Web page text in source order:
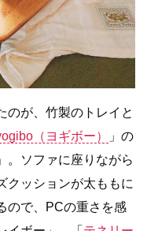
のが、竹製のトレイと
（ヨギボー）
」の
」。ソファに座りながら
クッションが太ももに
ので、PCの重さを感